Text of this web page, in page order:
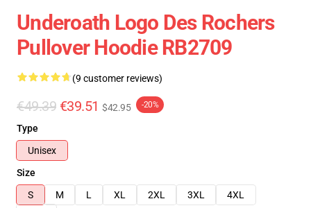
Underoath Logo Des Rochers
Pullover Hoodie RB2709
(9 customer reviews)
€49.39 €39.51 $42.95 -20%
Type
Unisex
Size
S
M L XL 2XL 3XL
4XL